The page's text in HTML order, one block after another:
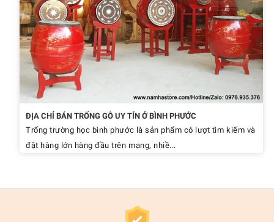
ĐỊA CHỈ BÁN TRỐNG GỖ UY TÍN Ở BÌNH PHƯỚC
Trống trường học bình phước là sản phẩm có lượt tìm kiếm và
đặt hàng lớn hàng đầu trên mạng, nhiề...